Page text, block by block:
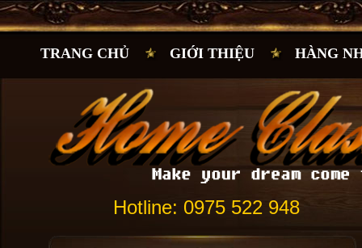
TRANG CHỦ GIỚI THIỆU HÀNG
Hotline: 0975 522 948